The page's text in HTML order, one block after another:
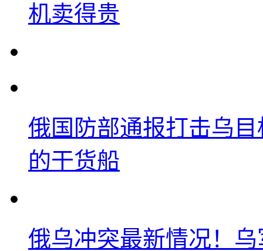
机卖得贵
俄国防部通报打击乌
的干货船
俄乌冲突最新情况！